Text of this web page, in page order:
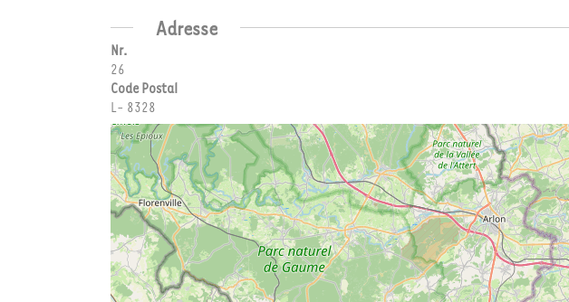
Adresse
Nr.
26
Code Postal
L- 8328